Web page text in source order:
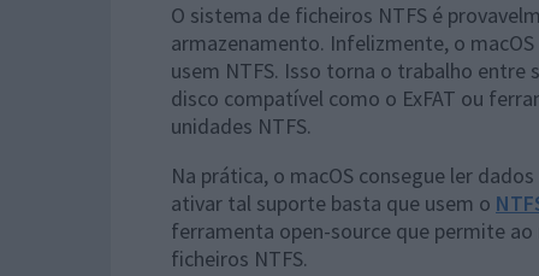
O sistema de ficheiros NTFS é
armazenamento. Infelizmente, o
usem NTFS. Isso torna o trabalho
disco compatível como o ExFAT ou
unidades NTFS.
Na prática, o macOS consegue ler
ativar tal suporte basta que usem o
ferramenta open-source que permite
ficheiros NTFS.